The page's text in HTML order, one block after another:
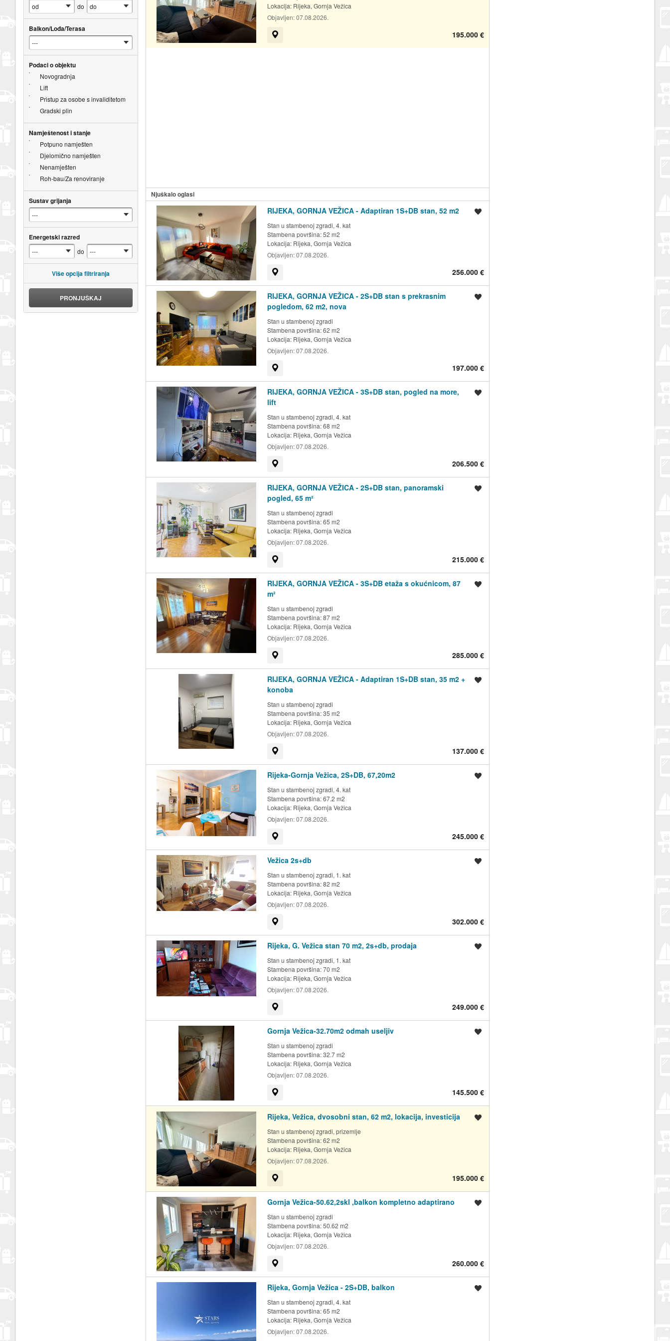
Lokacija: Rijeka, Gornja Vežica
Objavljen:07.08.2026.
195.000 €
Njuškalo oglasi
RIJEKA, GORNJA VEŽICA - Adaptiran 1S+DB stan, 52 m2
Stan u stambenoj zgradi, 4. kat
Stambena površina: 52 m2
Lokacija: Rijeka, Gornja Vežica
Objavljen:07.08.2026.
256.000 €
RIJEKA, GORNJA VEŽICA - 2S+DB stan s prekrasnim
pogledom, 62 m2, nova
Stan u stambenoj zgradi
Stambena površina: 62 m2
Lokacija: Rijeka, Gornja Vežica
Objavljen:07.08.2026.
197.000 €
RIJEKA, GORNJA VEŽICA - 3S+DB stan, pogled na more,
lift
Stan u stambenoj zgradi, 4. kat
Stambena površina: 68 m2
Lokacija: Rijeka, Gornja Vežica
Objavljen:07.08.2026.
206.500 €
RIJEKA, GORNJA VEŽICA - 2S+DB stan, panoramski
pogled, 65 m²
Stan u stambenoj zgradi
Stambena površina: 65 m2
Lokacija: Rijeka, Gornja Vežica
Objavljen:07.08.2026.
215.000 €
RIJEKA, GORNJA VEŽICA - 3S+DB etaža s okućnicom, 87
m²
Stan u stambenoj zgradi
Stambena površina: 87 m2
Lokacija: Rijeka, Gornja Vežica
Objavljen:07.08.2026.
285.000 €
RIJEKA, GORNJA VEŽICA - Adaptiran 1S+DB stan, 35 m2 +
konoba
Stan u stambenoj zgradi
Stambena površina: 35 m2
Lokacija: Rijeka, Gornja Vežica
Objavljen:07.08.2026.
137.000 €
Rijeka-Gornja Vežica, 2S+DB, 67,20m2
Stan u stambenoj zgradi, 4. kat
Stambena površina: 67.2 m2
Lokacija: Rijeka, Gornja Vežica
Objavljen:07.08.2026.
245.000 €
Vežica 2s+db
Stan u stambenoj zgradi, 1. kat
Stambena površina: 82 m2
Lokacija: Rijeka, Gornja Vežica
Objavljen:07.08.2026.
302.000 €
Rijeka, G. Vežica stan 70 m2, 2s+db, prodaja
Stan u stambenoj zgradi, 1. kat
Stambena površina: 70 m2
Lokacija: Rijeka, Gornja Vežica
Objavljen:07.08.2026.
249.000 €
Gornja Vežica-32.70m2 odmah useljiv
Stan u stambenoj zgradi
Stambena površina: 32.7 m2
Lokacija: Rijeka, Gornja Vežica
Objavljen:07.08.2026.
145.500 €
Rijeka, Vežica, dvosobni stan, 62 m2, lokacija, investicija
Stan u stambenoj zgradi, prizemlje
Stambena površina: 62 m2
Lokacija: Rijeka, Gornja Vežica
Objavljen:07.08.2026.
195.000 €
Gornja Vežica-50.62,2skl ,balkon kompletno adaptirano
Stan u stambenoj zgradi
Stambena površina: 50.62 m2
Lokacija: Rijeka, Gornja Vežica
Objavljen:07.08.2026.
260.000 €
Rijeka, Gornja Vežica - 2S+DB, balkon
Stan u stambenoj zgradi, 4. kat
Stambena površina: 65 m2
Lokacija: Rijeka, Gornja Vežica
Objavljen:07.08.2026.
do
Balkon/Lođa/Terasa
Podaci o objektu
Novogradnja
Lift
Pristup za osobe s invaliditetom
Gradski plin
Namještenost i stanje
Potpuno namješten
Djelomično namješten
Nenamješten
Roh-bau/Za renoviranje
Sustav grijanja
Energetski razred
do
Više opcija filtriranja
PRONJUŠKAJ